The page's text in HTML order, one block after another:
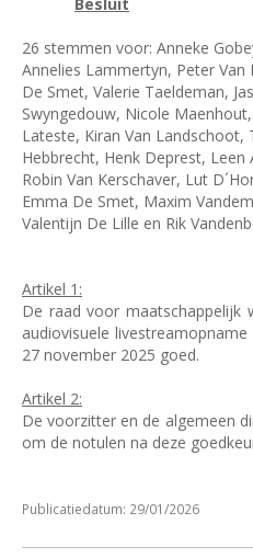
26 stemmen voor: Anneke
Annelies Lammertyn, Peter Van
De Smet, Valerie Taeldeman,
Swyngedouw, Nicole
Lateste, Kiran Van
Hebbrecht, Henk Deprest, Leen
Robin Van Kerschaver, Lut
Emma De Smet, Maxim
Valentijn De Lille en Rik
Artikel 1:
De raad voor maatschappelijk
audiovisuele
27 november 2025 goed.
Artikel 2:
De voorzitter en de algemeen
om de notulen na deze
Publicatiedatum: 29/01/2026